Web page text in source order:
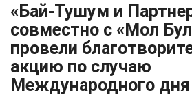
«Бай-Тушум и
совместно с «Мол
провели
акцию по случаю
Международного